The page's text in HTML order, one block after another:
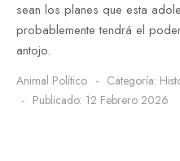
sean los planes que esta
probablemente tendrá el
antojo.
Animal Político Categoría:
Publicado: 12 Febrero 2026